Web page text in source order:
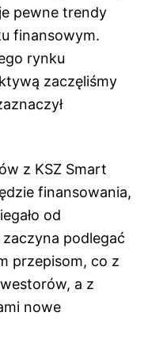
pewne trendy
finansowym.
rynku
zaczęliśmy
z KSZ Smart
finansowania,
od
podlegać
przepisom, co z
a z
nowe